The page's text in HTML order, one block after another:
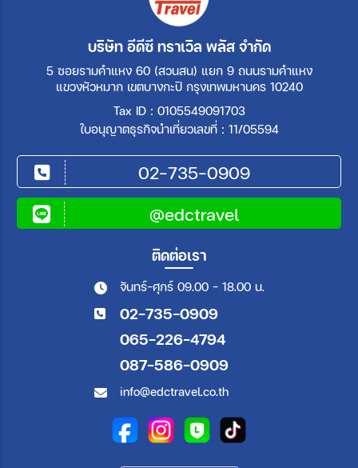
01 ธ.ค. 69 - 04 ธ.ค. 69
08 ธ.ค. 69 - 11 ธ.ค. 69
09 ธ.ค. 69 - 12 ธ.ค. 69
15 ธ.ค. 69 - 18 ธ.ค. 69
16 ธ.ค. 69 - 19 ธ.ค. 69
17 ธ.ค. 69 - 20 ธ.ค. 69
19 ธ.ค. 69 - 22 ธ.ค. 69
20 ธ.ค. 69 - 23 ธ.ค. 69
22 ธ.ค. 69 - 25 ธ.ค. 69
23 ธ.ค. 69 - 26 ธ.ค. 69
24 ธ.ค. 69 - 27 ธ.ค. 69
03 ม.ค. 70 - 06 ม.ค. 70
04 ม.ค. 70 - 07 ม.ค. 70
06 ม.ค. 70 - 09 ม.ค. 70
07 ม.ค. 70 - 10 ม.ค. 70
14 ม.ค. 70 - 17 ม.ค. 70
16 ม.ค. 70 - 19 ม.ค. 70
19 ม.ค. 70 - 22 ม.ค. 70
21 ม.ค. 70 - 24 ม.ค. 70
27 ม.ค. 70 - 30 ม.ค. 70
28 ม.ค. 70 - 31 ม.ค. 70
02 ก.พ. 70 - 05 ก.พ. 70
06 ก.พ. 70 - 09 ก.พ. 70
09 ก.พ. 70 - 12 ก.พ. 70
13 ก.พ. 70 - 16 ก.พ. 70
18 ก.พ. 70 - 21 ก.พ. 70
19 ก.พ. 70 - 22 ก.พ. 70
23 ก.พ. 70 - 26 ก.พ. 70
24 ก.พ. 70 - 27 ก.พ. 70
28 ก.พ. 70 - 03 มี.ค. 70
02 มี.ค. 70 - 05 มี.ค. 70
06 มี.ค. 70 - 09 มี.ค. 70
07 มี.ค. 70 - 10 มี.ค. 70
09 มี.ค. 70 - 12 มี.ค. 70
11 มี.ค. 70 - 14 มี.ค. 70
บริษัท อีดีซี ทราเวิล พลัส จำกัด
5 ซอยรามคำแหง 60 (สวนสน) แยก 9 ถนนรามคำแหง
แขวงหัวหมาก เขตบางกะปิ กรุงเทพมหานคร 10240
Tax ID : 0105549091703
ใบอนุญาตธุรกิจนำเที่ยวเลขที่ : 11/05594
02-735-0909
@edctravel
ติดต่อเรา
จันทร์-ศุกร์ 09.00 - 18.00 น.
02-735-0909
065-226-4794
087-586-0909
info@edctravel.co.th